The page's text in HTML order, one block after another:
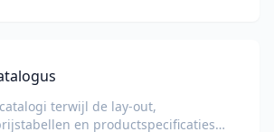
terwijl de lay-out,
en productspecificaties